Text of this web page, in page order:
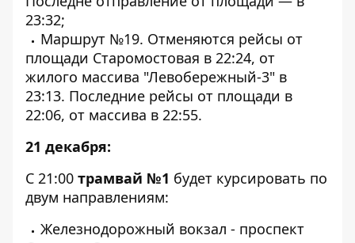
23:32;
Маршрут №19. Отменяются рейсы от
площади Старомостовая в 22:24, от
жилого массива "Левобережный-3" в
23:13. Последние рейсы от площади в
22:06, от массива в 22:55.
21 декабря:
С 21:00 трамвай №1 будет курсировать по
двум направлениям:
Железнодорожный вокзал - проспект